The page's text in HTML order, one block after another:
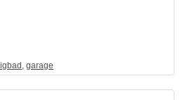
ligbad , garage